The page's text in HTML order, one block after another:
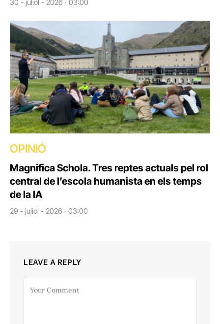
30 - juliol - 2026 · 03:00
OPINIÓ
Magnifica Schola. Tres reptes actuals pel rol
central de l’escola humanista en els temps
de la IA
29 - juliol - 2026 · 03:00
LEAVE A REPLY